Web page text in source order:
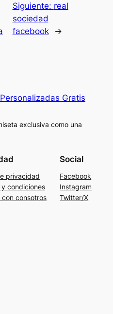
Siguiente: real
sociedad
facebook
→
Gratis
exclusiva como una
privacidad
y condiciones
consotros
Social
Facebook
Instagram
Twitter/X